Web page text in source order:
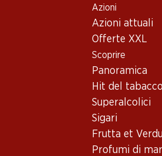
Azioni
Azioni attuali
Offerte XXL
Scoprire
Panoramica
Hit del tabacco
Superalcolici
Sigari
Frutta et
Profumi di
Vino/
Champagne
Nicolas Feuillatte Grande Réserve